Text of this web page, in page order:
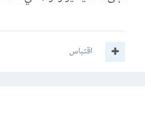
اقتباس